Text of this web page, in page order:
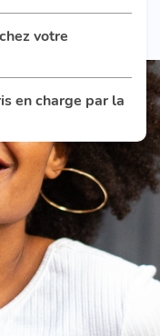
votre
en charge par la